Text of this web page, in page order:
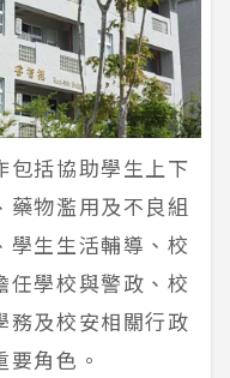
包括協助學生上下
藥物濫用及不良組
學生生活輔導、校
任學校與警政、校
務及校安相關行政
角色。